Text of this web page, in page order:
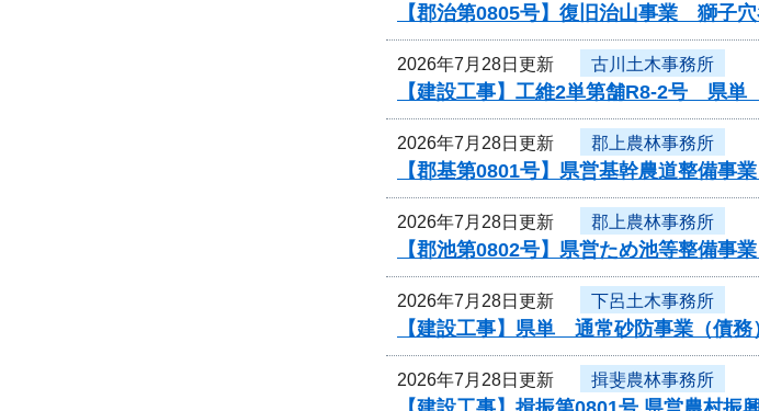
【郡治第0805号】復旧治山事業 獅子
2026年7月28日更新 古川土木事務所
【建設工事】工維2単第舗R8-2号 県
2026年7月28日更新 郡上農林事務所
【郡基第0801号】県営基幹農道整備
2026年7月28日更新 郡上農林事務所
【郡池第0802号】県営ため池等整備
2026年7月28日更新 下呂土木事務所
【建設工事】県単 通常砂防事業（債
2026年7月28日更新 揖斐農林事務所